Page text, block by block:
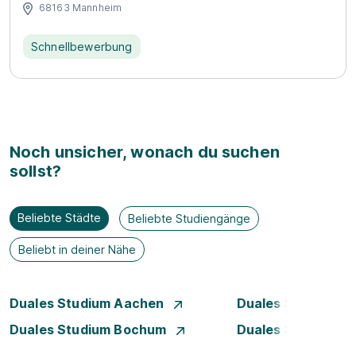
68163 Mannheim
Schnellbewerbung
Noch unsicher, wonach du suchen
sollst?
Beliebte Städte Beliebte Studiengänge
Beliebt in deiner Nähe
Duales Studium Aachen
Duales Studium
Duales Studium Bochum
Duales Studium